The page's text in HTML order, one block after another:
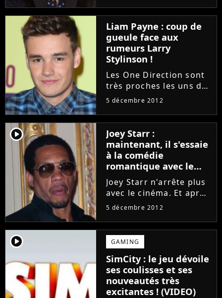
il a aussi des millions de
fans sur Facebook et
s'est récemment inscrit
sur Instagram....
Liam Payne : coup de
gueule face aux
rumeurs Larry
Stylinson !
Les One Direction sont
très proches les uns des
autres et n'hésitent pas
possible. Alors lorsque
Harry Styles et Louis
Tomlinson sont ENCORE
au coeur d'une
rumeur...
5 décembre 2012
player2
Joey Starr :
maintenant, il s'essaie
à la comédie
romantique avec le
film Max ! (VIDEO)
Joey Starr n'arrête plus
avec le cinéma. Et après
avoir joué un flic au
Polisse (film pour lequel
il a été nommé aux
César) ou encore un
footballeur dans Les
Seigneurs,...
5 décembre 2012
player2 GAMING
SimCity : le jeu dévoile
ses coulisses et ses
nouveautés très
excitantes ! (VIDEO)